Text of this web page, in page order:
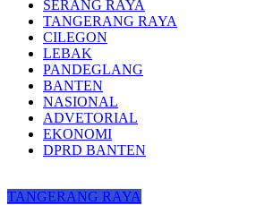
SERANG RAYA
TANGERANG RAYA
CILEGON
LEBAK
PANDEGLANG
BANTEN
NASIONAL
ADVETORIAL
EKONOMI
DPRD BANTEN
TANGERANG RAYA